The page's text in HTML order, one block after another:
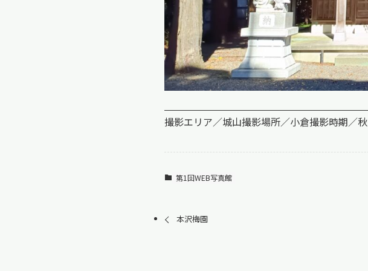
撮影エリア／城山撮影場所／小倉撮影時期／秋
第1回WEB写真館
本沢梅園